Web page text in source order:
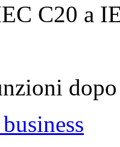
C20 a